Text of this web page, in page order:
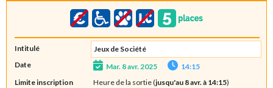
Intitulé
Jeux de Société
Date
Mar. 8 avr. 2025
14:15
Limite inscription
Heure de la sortie (jusqu'au 8 avr. à 14:15)